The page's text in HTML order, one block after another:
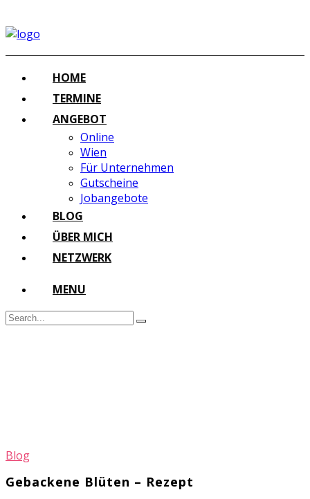
HOME
TERMINE
ANGEBOT
Online
Wien
Für Unternehmen
Gutscheine
Jobangebote
BLOG
ÜBER MICH
NETZWERK
MENU
Blog
Gebackene Blüten – Rezept